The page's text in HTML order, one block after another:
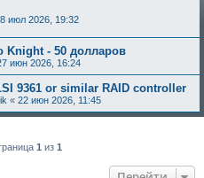
июл 2026, 19:32
Knight - 50 долларов
июн 2026, 16:24
9361 or similar RAID controller
« 22 июн 2026, 11:45
1 из 1